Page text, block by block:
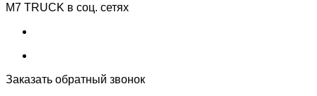
M7 TRUCK в соц. сетях
Заказать обратный звонок